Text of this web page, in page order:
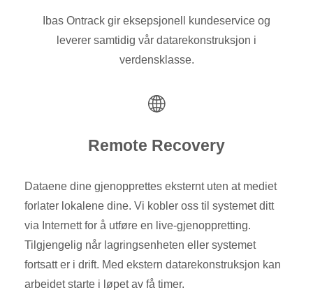
Ibas Ontrack gir eksepsjonell kundeservice og
leverer samtidig vår datarekonstruksjon i
verdensklasse.
Remote Recovery
Dataene dine gjenopprettes eksternt uten at mediet
forlater lokalene dine. Vi kobler oss til systemet ditt
via Internett for å utføre en live-gjenoppretting.
Tilgjengelig når lagringsenheten eller systemet
fortsatt er i drift. Med ekstern datarekonstruksjon kan
arbeidet starte i løpet av få timer.